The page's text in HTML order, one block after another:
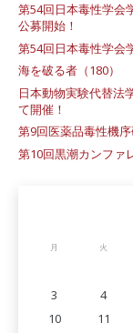
第54回日本毒性学会
公募開始！
第54回日本毒性学会
海を破る者（180）
日本動物実験代替法
て開催！
第9回医薬品毒性機
第10回黒潮カンファ
月 火
3
4
10
11